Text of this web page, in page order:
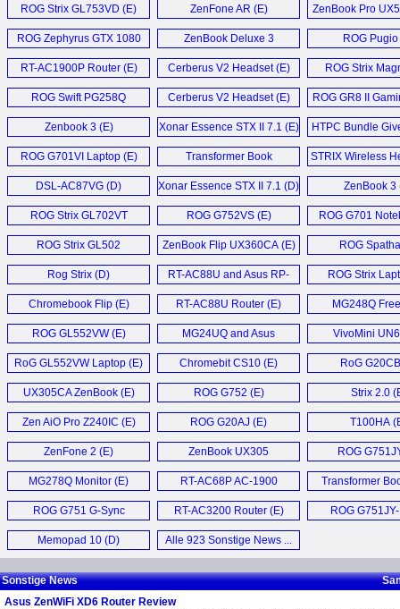
ROG Strix GL753VD (E) ZenFone AR (E) ZenBook Pro
ROG Zephyrus GTX 1080
Laptop (E)
ZenBook Deluxe 3
Ultrabook (E)
ROG Pugio
RT-AC1900P Router (E) Cerberus V2 Headset (E) ROG Strix
ROG Swift PG258Q
Monitor (D)
Cerberus V2 Headset (E) ROG GR8 II
Zenbook 3 (E) Xonar Essence STX II 7.1 (E) HTPC Bundle
ROG G701VI Laptop (E)
Transformer Book
T101HA (D)
STRIX Wireless
DSL-AC87VG (D) Xonar Essence STX II 7.1 (D) ZenBook 3
ROG Strix GL702VT
Notebook (E)
ROG G752VS (E) ROG G701
ROG Strix GL502
Notebook (E)
ZenBook Flip UX360CA (E) ROG
Rog Strix (D)
RT-AC88U and Asus RP-
AC68U (E)
ROG Strix
Chromebook Flip (E) RT-AC88U Router (E)
MG248Q
Monitor
ROG GL552VW (E)
MG24UQ and Asus
MG28UQ (E)
VivoMini
RoG GL552VW Laptop (E) Chromebit CS10 (E) RoG
UX305CA ZenBook (E) ROG G752 (E) Strix 2.0
Zen AiO Pro Z240IC (E) ROG G20AJ (E) T100HA
ZenFone 2 (E)
ZenBook UX305
Ultrabook (E)
ROG
MG278Q Monitor (E)
RT-AC68P AC-1900
Router (E)
Transformer
Chi (E)
ROG G751 G-Sync
Laptop (E)
RT-AC3200 Router (E)
ROG
Memopad 10 (D)
Alle 923 Sonstige News ...
Sonstige News
Asus ZenWiFi XD6 Router Review